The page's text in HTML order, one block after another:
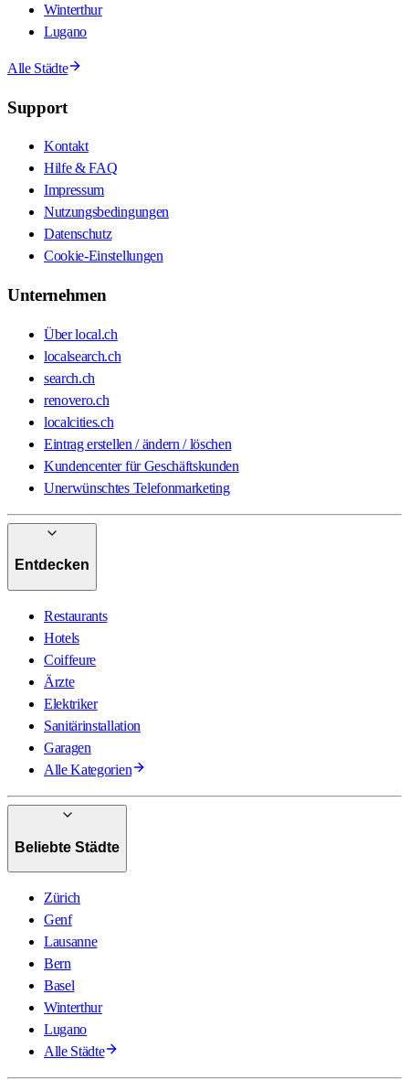
Winterthur
Lugano
Alle Städte
Support
Kontakt
Hilfe & FAQ
Impressum
Nutzungsbedingungen
Datenschutz
Cookie-Einstellungen
Unternehmen
Über local.ch
localsearch.ch
search.ch
renovero.ch
localcities.ch
Eintrag erstellen / ändern / löschen
Kundencenter für Geschäftskunden
Unerwünschtes Telefonmarketing
Entdecken
Restaurants
Hotels
Coiffeure
Ärzte
Elektriker
Sanitärinstallation
Garagen
Alle Kategorien
Beliebte Städte
Zürich
Genf
Lausanne
Bern
Basel
Winterthur
Lugano
Alle Städte